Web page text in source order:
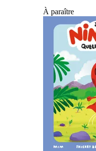
À paraître